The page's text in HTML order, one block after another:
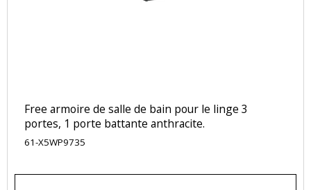
Free armoire de salle de bain pour le linge 3
portes, 1 porte battante anthracite.
61-X5WP9735